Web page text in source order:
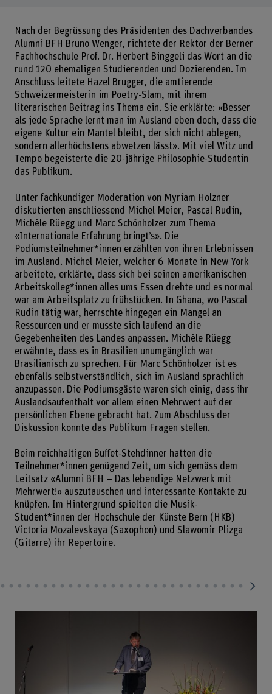
Nach der Begrüssung des Präsidenten des Dachverbandes
Alumni BFH Bruno Wenger, richtete der Rektor der Berner
Fachhochschule Prof. Dr. Herbert Binggeli das Wort an die
rund 120 ehemaligen Studierenden und Dozierenden. Im
Anschluss leitete Hazel Brugger, die amtierende
Schweizermeisterin im Poetry-Slam, mit ihrem
literarischen Beitrag ins Thema ein. Sie erklärte: «Besser
als jede Sprache lernt man im Ausland eben doch, dass die
eigene Kultur ein Mantel bleibt, der sich nicht ablegen,
sondern allerhöchstens abwetzen lässt». Mit viel Witz und
Tempo begeisterte die 20-jährige Philosophie-Studentin
das Publikum.
Unter fachkundiger Moderation von Myriam Holzner
diskutierten anschliessend Michel Meier, Pascal Rudin,
Michèle Rüegg und Marc Schönholzer zum Thema
«Internationale Erfahrung bringt’s». Die
Podiumsteilnehmer*innen erzählten von ihren Erlebnissen
im Ausland. Michel Meier, welcher 6 Monate in New York
arbeitete, erklärte, dass sich bei seinen amerikanischen
Arbeitskolleg*innen alles ums Essen drehte und es normal
war am Arbeitsplatz zu frühstücken. In Ghana, wo Pascal
Rudin tätig war, herrschte hingegen ein Mangel an
Ressourcen und er musste sich laufend an die
Gegebenheiten des Landes anpassen. Michèle Rüegg
erwähnte, dass es in Brasilien unumgänglich war
Brasilianisch zu sprechen. Für Marc Schönholzer ist es
ebenfalls selbstverständlich, sich im Ausland sprachlich
anzupassen. Die Podiumsgäste waren sich einig, dass ihr
Auslandsaufenthalt vor allem einen Mehrwert auf der
persönlichen Ebene gebracht hat. Zum Abschluss der
Diskussion konnte das Publikum Fragen stellen.
Beim reichhaltigen Buffet-Stehdinner hatten die
Teilnehmer*innen genügend Zeit, um sich gemäss dem
Leitsatz «Alumni BFH – Das lebendige Netzwerk mit
Mehrwert!» auszutauschen und interessante Kontakte zu
knüpfen. Im Hintergrund spielten die Musik-
Student*innen der Hochschule der Künste Bern (HKB)
Victoria Mozalevskaya (Saxophon) und Slawomir Plizga
(Gitarre) ihr Repertoire.